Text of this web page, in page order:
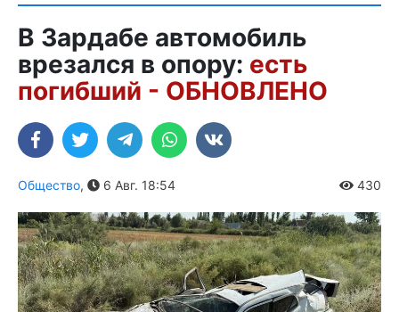
В Зардабе автомобиль
врезался в опору: есть
погибший - ОБНОВЛЕНО
Общество, 6 Авг. 18:54 430